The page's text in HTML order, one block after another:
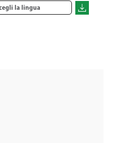
la lingua